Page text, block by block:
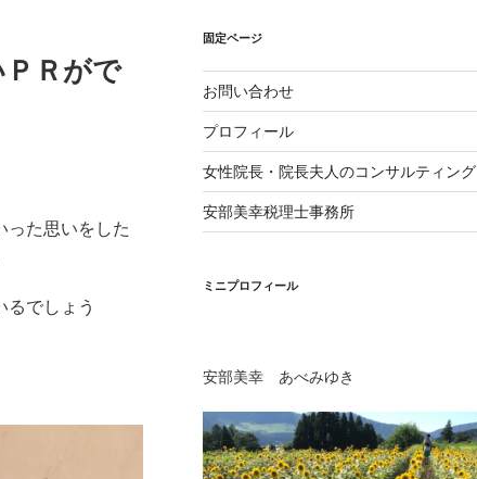
Ｒがで
った思いをした
るでしょう
固定ページ
お問い合わせ
プロフィール
女性院長・院長夫人のコンサルティング
安部美幸税理士事務所
ミニプロフィール
安部美幸 あべみゆき